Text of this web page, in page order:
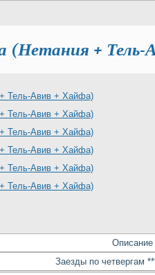
(Нетания + Тель-
Описание
Заезды по четвергам